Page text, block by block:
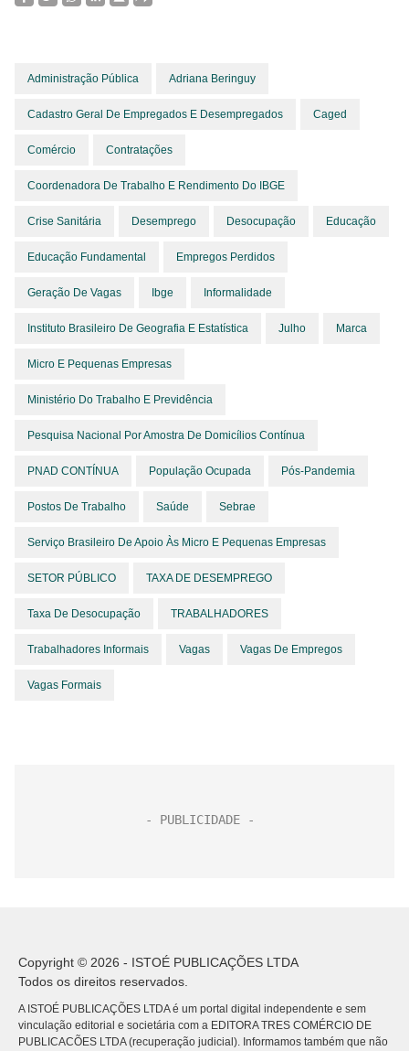
Administração Pública Adriana Beringuy
Cadastro Geral De Empregados E Desempregados Caged
Comércio Contratações
Coordenadora De Trabalho E Rendimento Do IBGE
Crise Sanitária Desemprego Desocupação Educação
Educação Fundamental Empregos Perdidos
Geração De Vagas Ibge Informalidade
Instituto Brasileiro De Geografia E Estatística Julho Marca
Micro E Pequenas Empresas
Ministério Do Trabalho E Previdência
Pesquisa Nacional Por Amostra De Domicílios Contínua
PNAD CONTÍNUA População Ocupada Pós-Pandemia
Postos De Trabalho Saúde Sebrae
Serviço Brasileiro De Apoio Às Micro E Pequenas Empresas
SETOR PÚBLICO TAXA DE DESEMPREGO
Taxa De Desocupação TRABALHADORES
Trabalhadores Informais Vagas Vagas De Empregos
Vagas Formais
Copyright © 2026 - ISTOÉ PUBLICAÇÕES LTDA
Todos os direitos reservados.
A ISTOÉ PUBLICAÇÕES LTDA é um portal digital independente e sem
vinculação editorial e societária com a EDITORA TRES COMÉRCIO DE
PUBLICACÕES LTDA (recuperação judicial). Informamos também que não